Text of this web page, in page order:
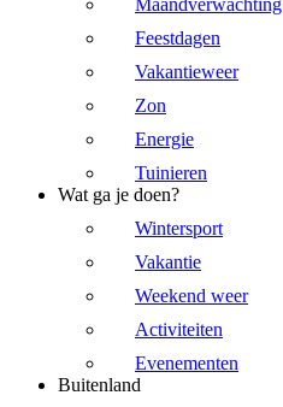
Maandverwachting
Feestdagen
Vakantieweer
Zon
Energie
Tuinieren
Wat ga je doen?
Wintersport
Vakantie
Weekend weer
Activiteiten
Evenementen
Buitenland